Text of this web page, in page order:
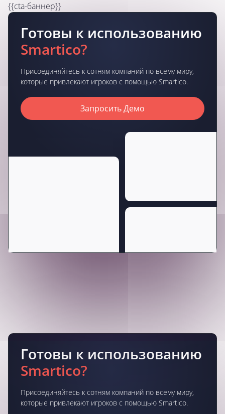
{{cta-баннер}}
Готовы к использованию
Smartico?
Присоединяйтесь к сотням компаний по всему миру,
которые привлекают игроков с помощью Smartico.
Запросить Демо
Готовы к использованию
Smartico?
Присоединяйтесь к сотням компаний по всему миру,
которые привлекают игроков с помощью Smartico.